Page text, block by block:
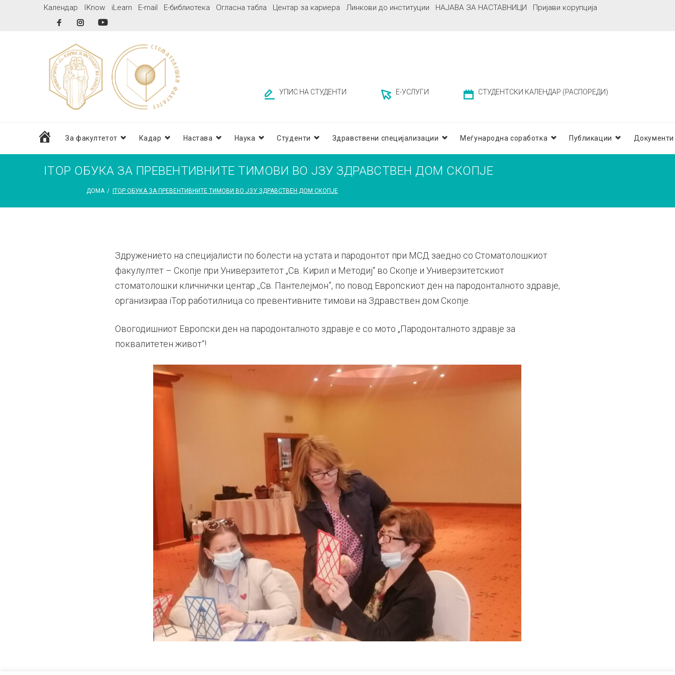
Календар IKnow iLearn E-mail Е-библиотека Огласна табла Центар за кариера Линкови до институции НАЈАВА ЗА НАСТАВНИЦИ Пријави корупција
FacebookInstagram
УПИС НА СТУДЕНТИ Е-УСЛУГИ СТУДЕНТСКИ КАЛЕНДАР (РАСПОРЕДИ)
домаЗа факултетот Кадар Настава Наука Студенти Здравствени специјализации Меѓународна соработка Публикации Документи
IТOP ОБУКА ЗА ПРЕВЕНТИВНИТЕ ТИМОВИ ВО ЈЗУ ЗДРАВСТВЕН ДОМ СКОПЈЕ
ДОМА / IТOP ОБУКА ЗА ПРЕВЕНТИВНИТЕ ТИМОВИ ВО ЈЗУ ЗДРАВСТВЕН ДОМ СКОПЈЕ
Здружението на специјалисти по болести на устата и пародонтот при МСД заедно со Стоматолошкиот
факулултет – Скопје при Универзитетот „Св. Кирил и Методиј“ во Скопје и Универзитетскиот
стоматолошки кличнички центар ,,Св. Пантелејмон”, по повод Европскиот ден на пародонталното здравје,
организираа iTop работилница со превентивните тимови на Здравствен дом Скопје.
Овогодишниот Европски ден на пародонталното здравје е со мото „Пародонталното здравје за
поквалитетен живот“!